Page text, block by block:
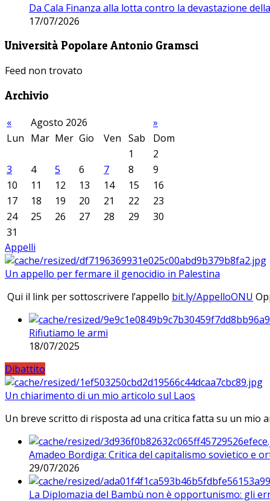
Da Cala Finanza alla lotta contro la devastazione
17/07/2026
Università Popolare Antonio Gramsci
Feed non trovato
Archivio
« Agosto 2026
»
Lun Mar Mer Gio Ven Sab
Dom
1
2
3
4 5 6 7 8
9
10
11 12 13 14 15
16
17
18 19 20 21 22
23
24
25 26 27 28 29
30
31
Appelli
Un appello per fermare il genocidio in Palestina
Qui il link per sottoscrivere l’appello bit.ly/AppelloONU
Rifiutiamo le armi
18/07/2025
Dibattito
Un chiarimento di un mio articolo sul Laos
Un breve scritto di risposta ad una critica fatta su un mio
Amadeo Bordiga: Critica del capitalismo sovietico e
29/07/2026
La Diplomazia del Bambù non è opportunismo: gli